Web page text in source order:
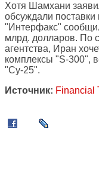
Хотя Шамхани
обсуждали поставки
"Интерфакс"
млрд. долларов. По
агентства, Иран
комплексы "S-300",
"Су-25".
Источник: Financial